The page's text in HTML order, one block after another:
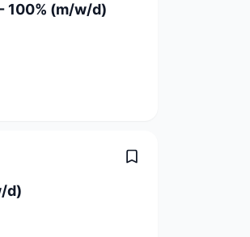
100% (m/w/d)
d)